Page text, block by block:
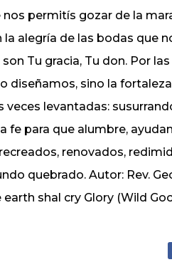
nos permitís gozar de la
alegría de las bodas que
Tu gracia, Tu don. Por
diseñamos, sino la
veces levantadas:
fe para que alumbre,
renovados,
quebrado. Autor: Rev.
shal cry Glory (Wild